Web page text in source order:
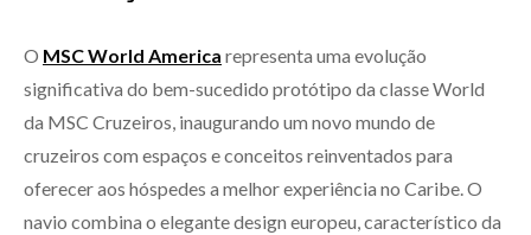
O MSC World America representa uma evolução
significativa do bem-sucedido protótipo da classe World
da MSC Cruzeiros, inaugurando um novo mundo de
cruzeiros com espaços e conceitos reinventados para
oferecer aos hóspedes a melhor experiência no Caribe. O
navio combina o elegante design europeu, característico da